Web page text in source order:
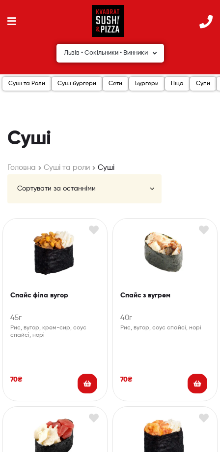
Львів • Сокільники • Винники
Суші та Роли Суші бургери Сети Бургери Піца Супи
Суші
Головна Cуші та роли Суші
Спайс філа вугор
45г
Рис, вугор, крем-сир, соус
спайсі, норі
70₴
Спайс з вугрем
40г
Рис, вугор, соус спайсі, норі
70₴